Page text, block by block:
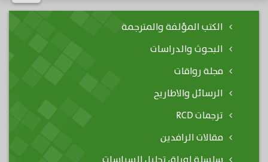
الكتب المؤلفة والمترجمة
البحوث والدراسات
مجلة رواقات
الرسائل والاطاريح
ترجمات RCD
مقالات الرافدين